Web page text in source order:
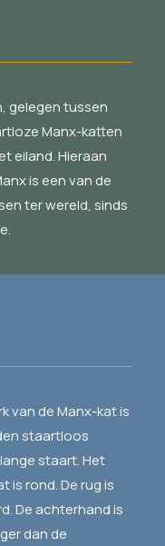
gelegen tussen
Manx-katten
eiland. Hieraan
is een van de
ter wereld, sinds
van de Manx-kat is
staartloos
staart. Het
is rond. De rug is
De achterhand is
dan de